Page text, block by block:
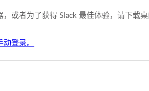
或者为了获得 Slack 最佳体验，请下载桌
登录。